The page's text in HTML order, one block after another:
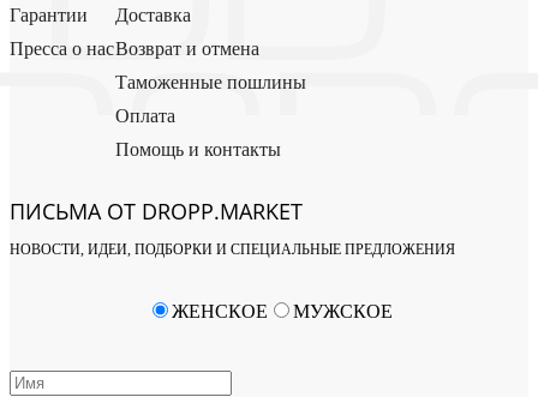
Гарантии
Пресса о нас
Доставка
Возврат и отмена
Таможенные пошлины
Оплата
Помощь и контакты
ПИСЬМА ОТ DROPP.MARKET
НОВОСТИ, ИДЕИ, ПОДБОРКИ И СПЕЦИАЛЬНЫЕ ПРЕДЛОЖЕНИЯ
ЖЕНСКОЕ МУЖСКОЕ